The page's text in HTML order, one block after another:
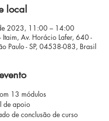
local
2023, 11:00 – 14:00
Itaim, Av. Horácio Lafer, 640 -
Paulo - SP, 04538-083, Brasil
13 módulos
de apoio
de conclusão de curso